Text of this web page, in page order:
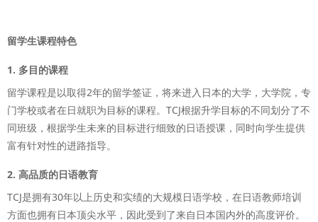
留学生课程特色
1. 多目的课程
留学课程是以取得2年的留学签证，将来进入日本的大学，大学院，专
门学校或者在日就职为目标的课程。TCJ根据升学目标的不同划分了不
同班级，根据学生未来的目标进行细致的日语授课，同时向学生提供
富有针对性的进路指导。
2. 高品质的日语教育
TCJ是拥有30年以上历史和实绩的大规模日语学校，在日语教师培训
方面也拥有日本顶尖水平，因此受到了来自日本国内外的高度评价。